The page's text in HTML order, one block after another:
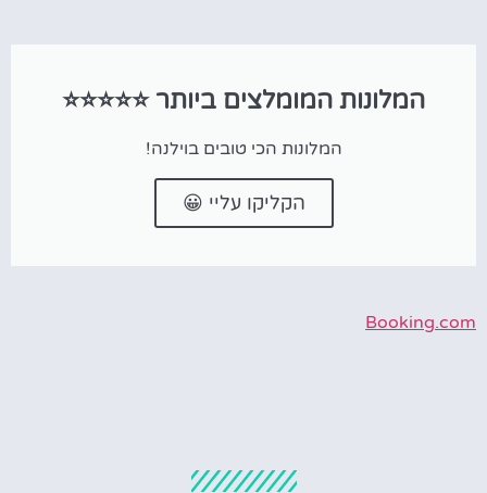
המלונות המומלצים ביותר ⭐⭐⭐⭐⭐
המלונות הכי טובים בוילנה!
הקליקו עליי 😀
Booking.com